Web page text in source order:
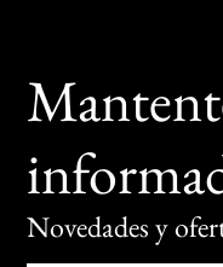
Novedades y